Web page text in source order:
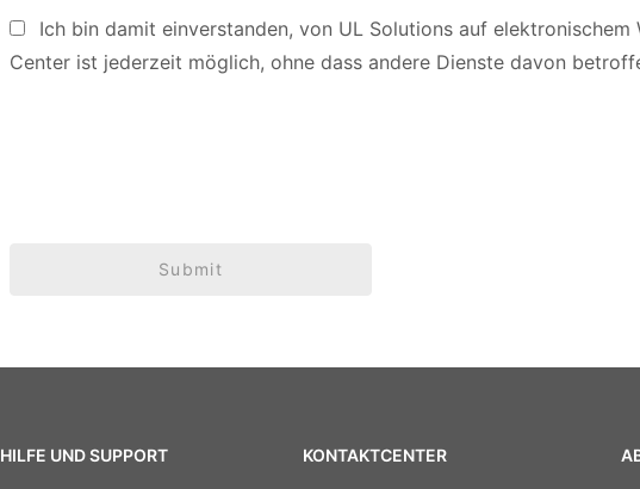
Ich bin damit einverstanden, von UL Solutions auf elektronischem
Center ist jederzeit möglich, ohne dass andere Dienste davon
Submit
HILFE UND SUPPORT KONTAKTCENTER